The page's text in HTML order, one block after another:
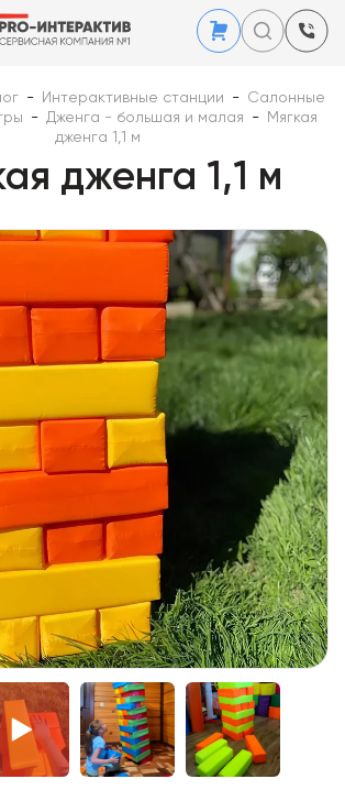
- Интерактивные станции -
Салонные
- Дженга - большая и малая -
Мягкая
дженга 1,1 м
дженга 1,1 м